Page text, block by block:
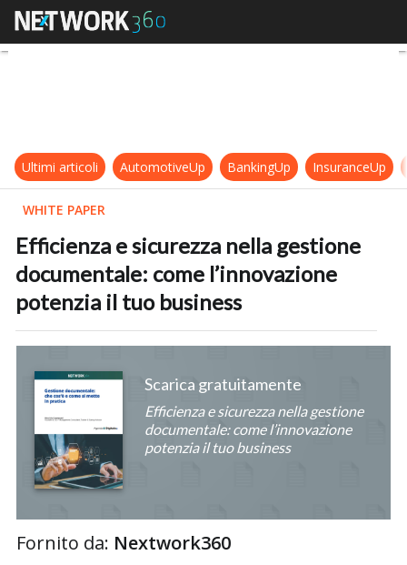
Efficienza e sicurezza nella
Ultimi articoli AutomotiveUp BankingUp InsuranceUp
WHITE PAPER
Efficienza e sicurezza nella gestione
documentale: come l’innovazione
potenzia il tuo business
Scarica gratuitamente
Efficienza e sicurezza nella gestione
documentale: come l’innovazione
potenzia il tuo business
Fornito da: Nextwork360